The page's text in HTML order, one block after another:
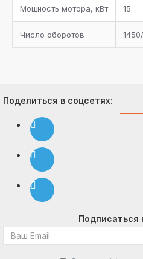
Мощность мотора, кВт 15
Число оборотов
Поделиться в соцсетях:
Подписаться